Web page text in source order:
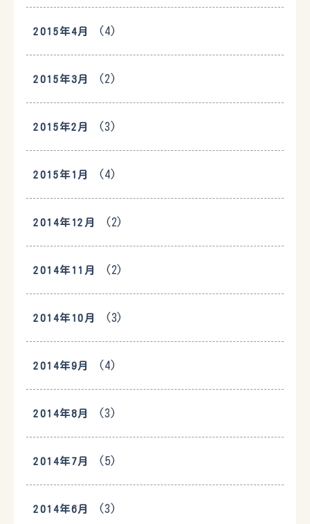
2015年4月 (4)
2015年3月 (2)
2015年2月 (3)
2015年1月 (4)
2014年12月 (2)
2014年11月 (2)
2014年10月 (3)
2014年9月 (4)
2014年8月 (3)
2014年7月 (5)
2014年6月 (3)